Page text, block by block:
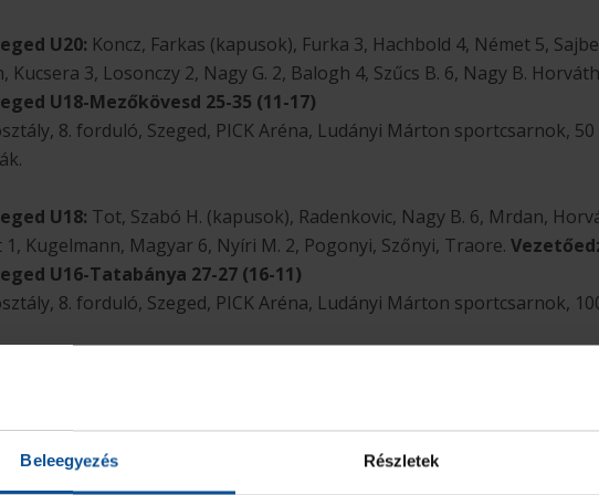
Beleegyezés Részletek
U20: Koncz, Farkas (kapusok), Furka 3, Hachbold 4, Német 5,
Kucsera 3, Losonczy 2, Nagy G. 2, Balogh 4, Szűcs B. 6, Nagy B.
U18-Mezőkövesd 25-35 (11-17)
8. forduló, Szeged, PICK Aréna, Ludányi Márton sportcsarnok,
U18: Tot, Szabó H. (kapusok), Radenkovic, Nagy B. 6, Mrdan,
Kugelmann, Magyar 6, Nyíri M. 2, Pogonyi, Szőnyi, Traore.
U16-Tatabánya 27-27 (16-11)
8. forduló, Szeged, PICK Aréna, Ludányi Márton sportcsarnok,
Matic, Mátó 1, Nagy E., Palkó 3, Vágvölgyi Szilárd 4, Varga L. 1.